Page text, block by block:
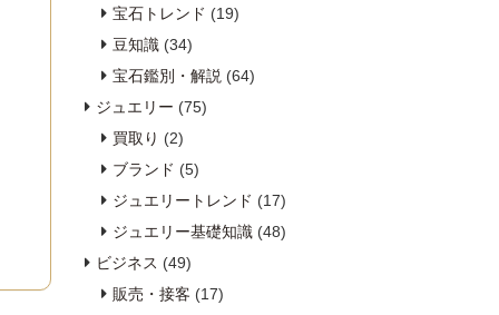
宝石トレンド (19)
豆知識 (34)
宝石鑑別・解説 (64)
ジュエリー (75)
買取り (2)
ブランド (5)
ジュエリートレンド (17)
ジュエリー基礎知識 (48)
ビジネス (49)
販売・接客 (17)